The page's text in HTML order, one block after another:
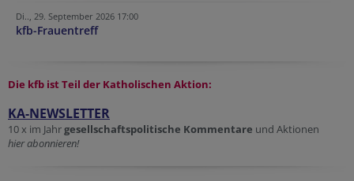
Di.., 29. September 2026 17:00
kfb-Frauentreff
Die kfb ist Teil der Katholischen Aktion:
KA-NEWSLETTER
10 x im Jahrgesellschaftspolitische Kommentare und Aktionen
hier abonnieren!